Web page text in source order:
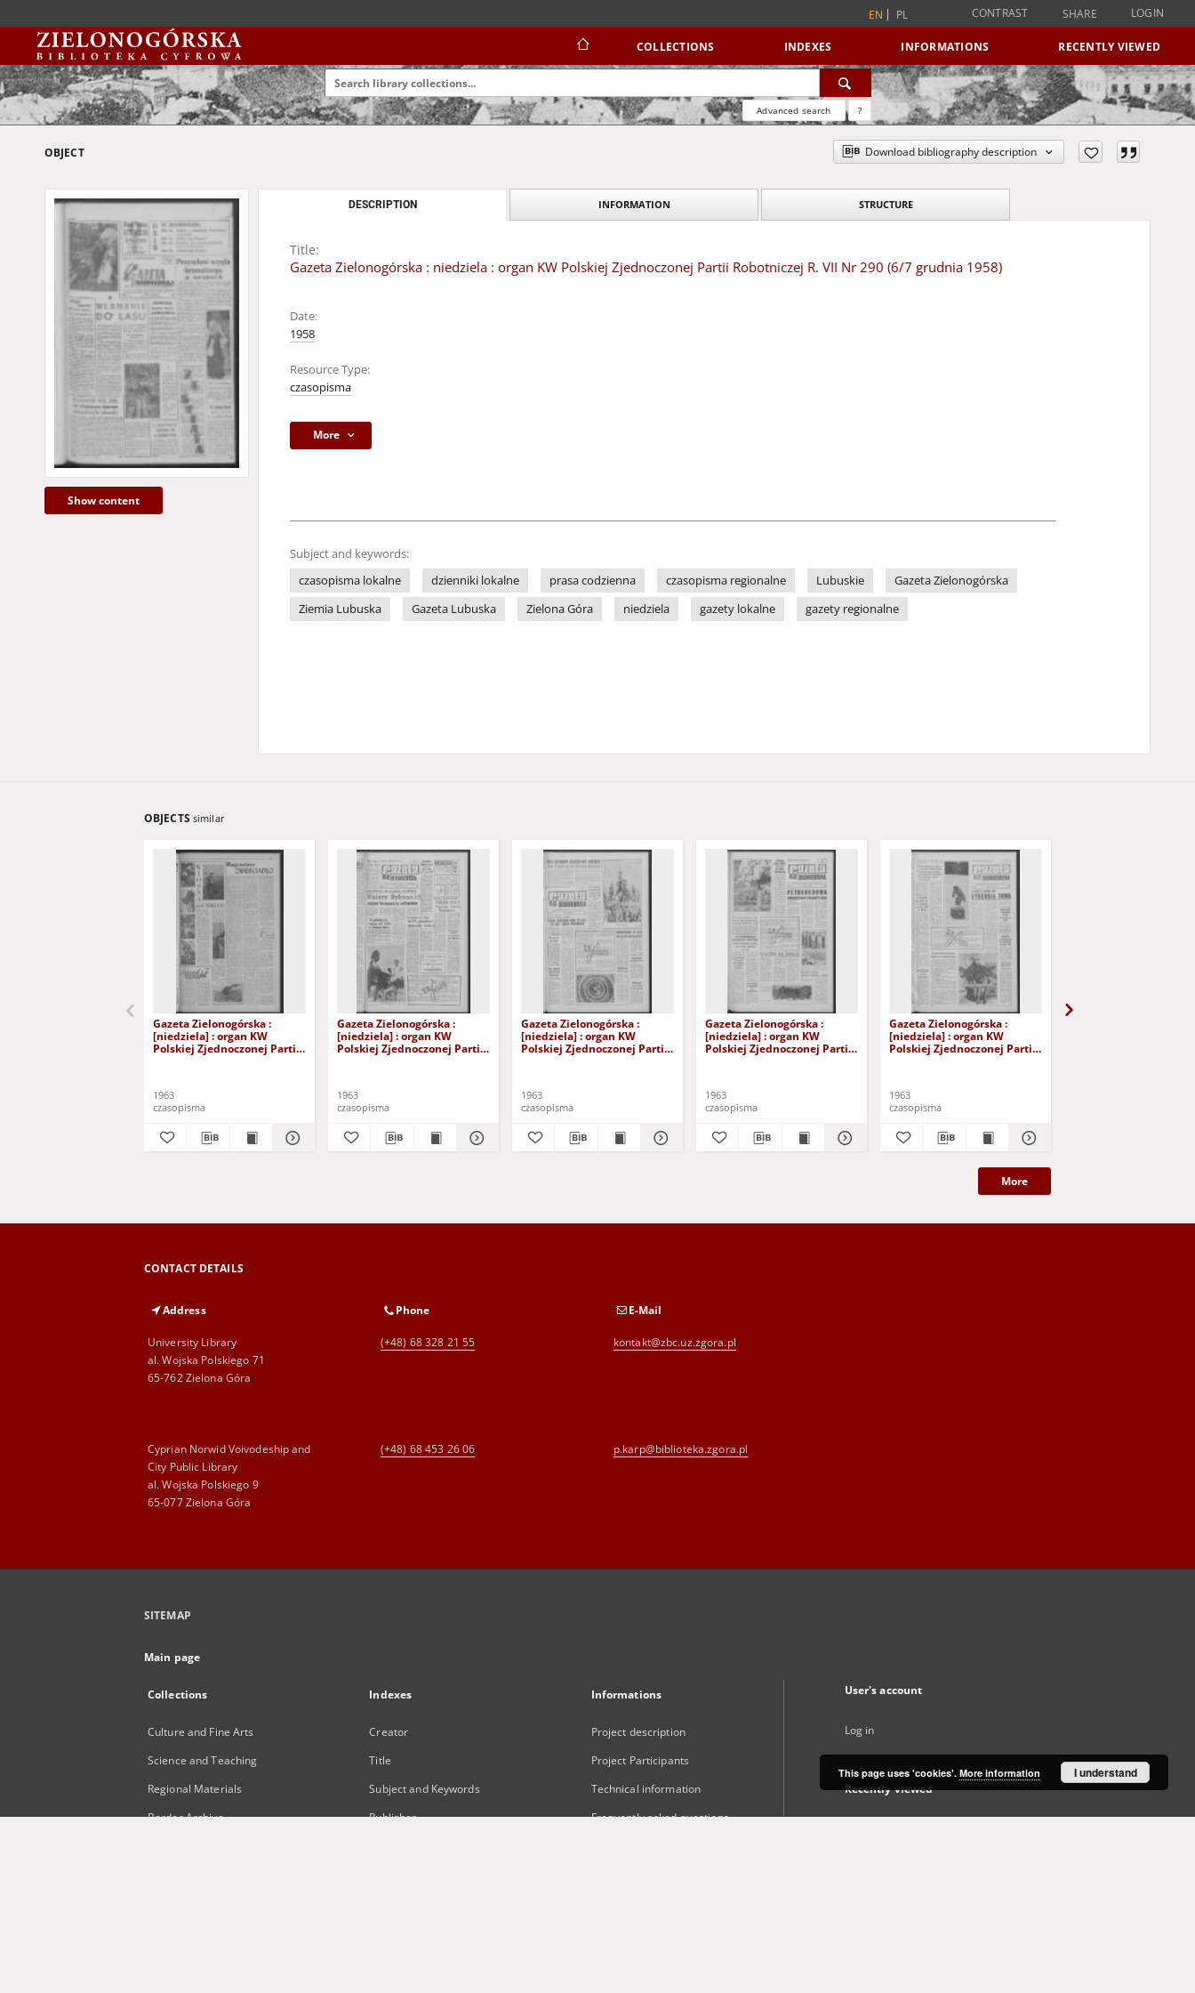
EN PL CONTRAST SHARE LOGIN
COLLECTIONS INDEXES INFORMATIONS RECENTLY VIEWED
Advanced search ?
OBJECT Download bibliography description
Show content
DESCRIPTION INFORMATION STRUCTURE
Title:
Gazeta Zielonogórska : niedziela : organ KW Polskiej Zjednoczonej Partii Robotniczej R. VII Nr 290 (6/7 grudnia 1958)
Date:
1958
Resource Type:
czasopisma
More
Subject and keywords:
czasopisma lokalne
dzienniki lokalne prasa codzienna czasopisma regionalne Lubuskie
Gazeta Zielonogórska
Ziemia Lubuska
Gazeta Lubuska Zielona Góra niedziela gazety lokalne gazety regionalne
OBJECTS similar
Gazeta Zielonogórska :
[niedziela] : organ KW
Polskiej Zjednoczonej Partii
1963
czasopisma
Gazeta Zielonogórska :
[niedziela] : organ KW
Polskiej Zjednoczonej Partii
1963
czasopisma
Gazeta Zielonogórska :
[niedziela] : organ KW
Polskiej Zjednoczonej Partii
1963
czasopisma
Gazeta Zielonogórska :
[niedziela] : organ KW
Polskiej Zjednoczonej Partii
1963
czasopisma
Gazeta Zielonogórska :
[niedziela] : organ KW
Polskiej Zjednoczonej Partii
1963
czasopisma
More
CONTACT DETAILS
Address
University Library
al. Wojska Polskiego 71
65-762 Zielona Góra
Phone
(+48) 68 328 21 55
E-Mail
kontakt@zbc.uz.zgora.pl
Cyprian Norwid Voivodeship and
City Public Library
al. Wojska Polskiego 9
65-077 Zielona Góra
(+48) 68 453 26 06 p.karp@biblioteka.zgora.pl
SITEMAP
Main page
Collections
Culture and Fine Arts
Science and Teaching
Regional Materials
Border Archive
Indexes
Creator
Title
Subject and Keywords
Publisher
Informations
Project description
Project Participants
Technical information
Frequently asked questions
User's account
Log in
Recently viewed
This page uses 'cookies'. More information I understand